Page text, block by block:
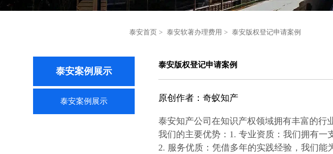
泰安首页 > 泰安软著办理费用 > 泰安版权登记申请案例
泰安案例展示
泰安案例展示
泰安版权登记申请案例
原创作者：奇蚁知产
泰安知产公司在知识产权领域拥有丰富的行
我们的主要优势：1. 专业资质：我们拥有一
2. 服务优质：凭借多年的实践经验，我们能